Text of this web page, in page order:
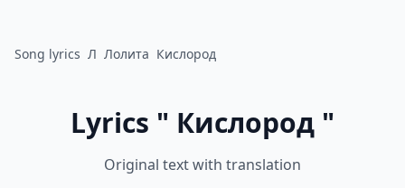
Song lyrics Л Лолита Кислород
Lyrics " Кислород "
Original text with translation